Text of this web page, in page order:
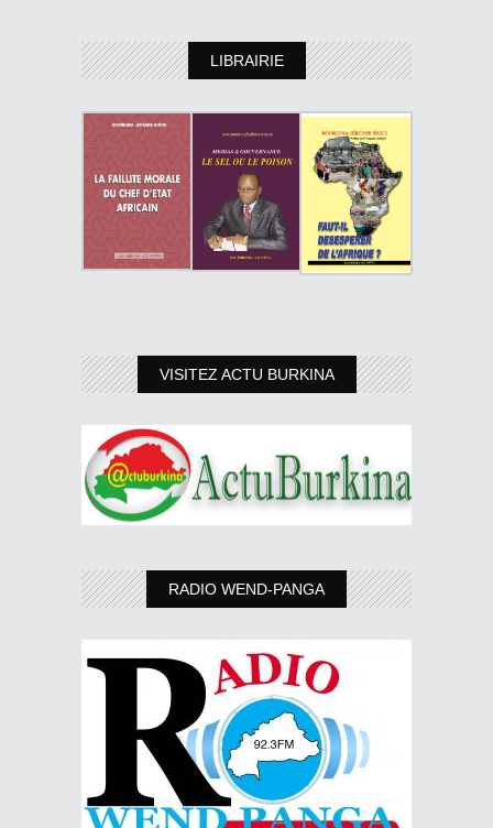
LIBRAIRIE
VISITEZ ACTU BURKINA
RADIO WEND-PANGA